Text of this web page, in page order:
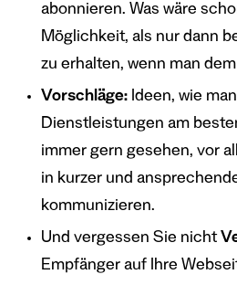
abonnieren. Was wäre
Möglichkeit, als nur dann
zu erhalten, wenn man
Vorschläge: Ideen, wie
Dienstleistungen am
immer gern gesehen, vor
in kurzer und
kommunizieren.
Und vergessen Sie nicht
Empfänger auf Ihre